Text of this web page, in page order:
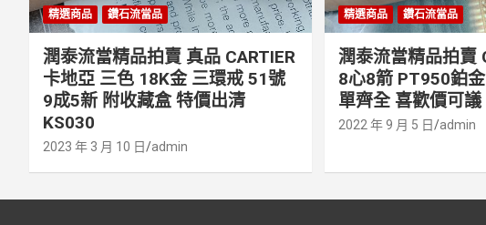
精選商品 鑽石流當品
潤泰流當精品拍賣 真品 CARTIER
卡地亞 三色 18K金 三環戒 51號
9成5新 附收藏盒 特價出清
KS030
2023 年 3 月 10 日 admin
精選商品 鑽石流當品
潤泰流當精品拍賣
8心8箭 PT950鉑
單齊全 喜歡價可議
2022 年 9 月 5 日 admin